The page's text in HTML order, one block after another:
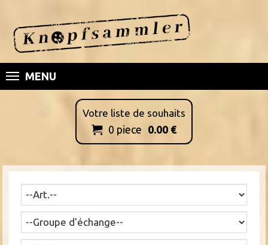
MENU
Votre liste de souhaits
 0 piece 0.00 €